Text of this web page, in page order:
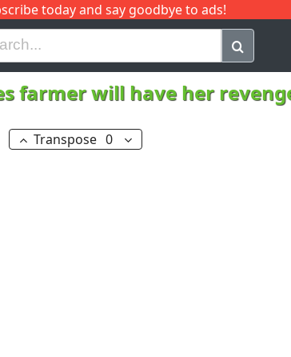
today and say goodbye to ads!
I J Q
farmer will have her
Transpose 0